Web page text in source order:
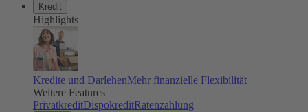
Kredit
Highlights
Kredite und DarlehenMehr finanzielle Flexibilität
Weitere Features
PrivatkreditDispokreditRatenzahlung